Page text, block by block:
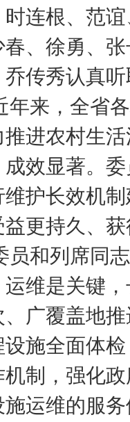
时连根、范
春、徐勇、
乔传秀认真
年来，全省
推进农村生
成效显著。
维护长效机
益更持久、
员和列席同
运维是关键
、广覆盖地
设施全面体
机制，强化
施运维的服